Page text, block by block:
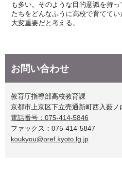
も多い。そのような目的意識を持
たちをどんなふうに高校で育ててい
大変重要だと考える。
お問い合わせ
教育庁指導部高校教育課
京都市上京区下立売通新町西入薮ノ
電話番号：075-414-5846
ファックス：075-414-5847
koukyou@pref.kyoto.lg.jp